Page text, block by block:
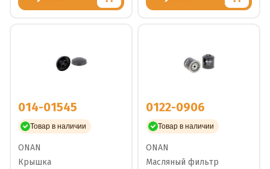
014-01545
Товар в наличии
ONAN
Крышка
0122-0906
Товар в наличии
ONAN
Масляный фильтр